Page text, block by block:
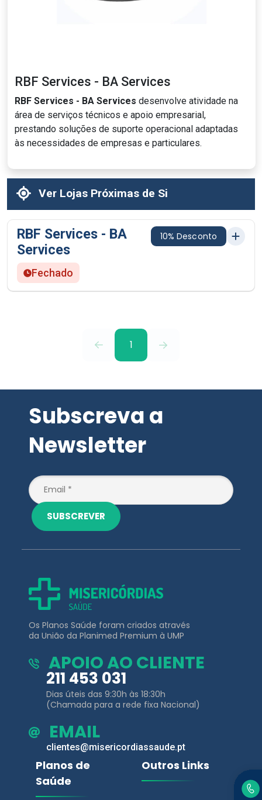
RBF Services - BA Services
RBF Services - BA Services desenvolve atividade na
área de serviços técnicos e apoio empresarial,
prestando soluções de suporte operacional adaptadas
às necessidades de empresas e particulares.
Ver Lojas Próximas de Si
RBF Services - BA
Services
10% Desconto
Fechado
1
Subscreva a
Newsletter
SUBSCREVER
Os Planos Saúde foram criados através
da União da Planimed Premium à UMP
APOIO AO CLIENTE
211 453 031
Dias úteis das 9:30h às 18:30h
(Chamada para a rede fixa Nacional)
EMAIL
clientes@misericordiassaude.pt
Planos de
Saúde
Outros Links